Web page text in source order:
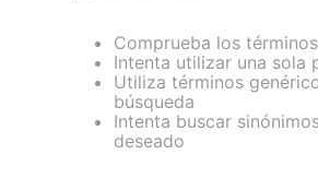
Comprueba los
Intenta utilizar una sola
Utiliza términos
búsqueda
Intenta buscar
deseado